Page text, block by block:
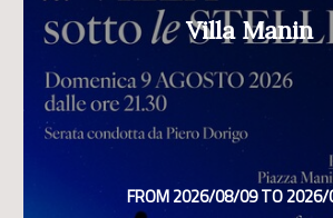
Villa Manin
FROM 2026/08/09 TO